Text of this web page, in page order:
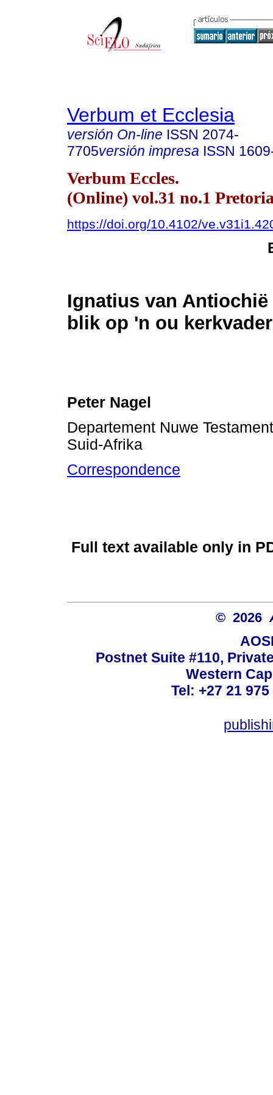
Verbum et Ecclesia
versión On-line ISSN 2074-
7705versión impresa ISSN
Verbum Eccles.
(Online) vol.31 no.1
https://doi.org/10.4102/
Ignatius van Antiochië
blik op 'n ou kerkvader
Peter Nagel
Departement Nuwe
Suid-Afrika
Correspondence
Full text available only in
© 2026
Postnet Suite #110,
Western
Tel: +27 21